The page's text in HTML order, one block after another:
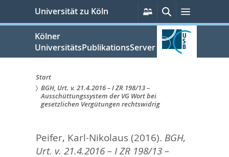
springen
Universität zu Köln
Persönliche
Services
SucheMenü
Kölner
UniversitätsPublikationsServer
Sie
sind
hier:
Start
BGH, Urt. v. 21.4.2016 – I ZR 198/13 –
Ausschüttungssystem der VG Wort bei
gesetzlichen Vergütungen rechtswidrig
Peifer, Karl-Nikolaus(2016). BGH,
Urt. v. 21.4.2016 – I ZR 198/13 –